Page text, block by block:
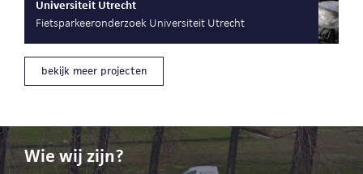
Universiteit Utrecht
Fietsparkeeronderzoek Universiteit Utrecht
bekijk meer projecten
Wie wij zijn?